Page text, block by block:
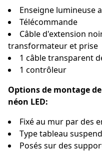
Enseigne lumineuse
Télécommande
Câble d'extension
transformateur et prise
1 câble transparent
1 contrôleur
Options de montage
néon LED:
Fixé au mur par des
Type tableau
Posés sur des